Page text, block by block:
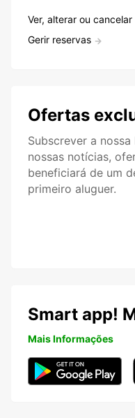
Ver, alterar ou cancelar
Gerir reservas
Ofertas
Subscrever a
nossas notícias,
beneficiará de um
primeiro aluguer.
Smart app!
Mais Informações